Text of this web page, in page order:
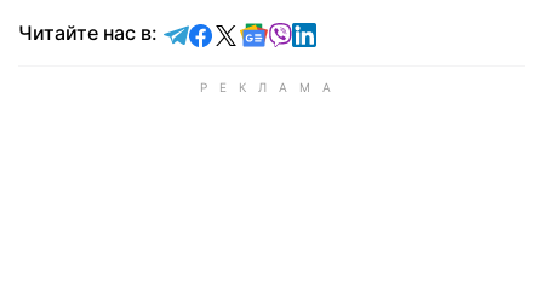
Читайте нас в: Читайте в Telegram
Читайте в Facebook
Читайте в X
Читайте в Google news
Читайте в Viber
Читайте в LinkedIn